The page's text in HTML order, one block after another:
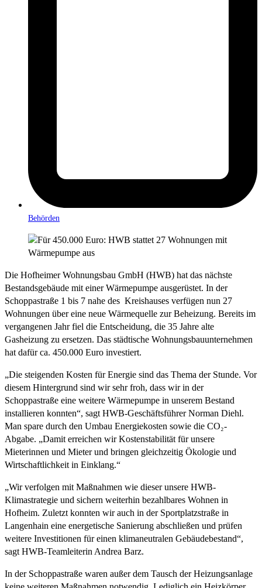
Behörden
Die Hofheimer Wohnungsbau GmbH (HWB) hat das nächste
Bestandsgebäude mit einer Wärmepumpe ausgerüstet. In der
Schoppastraße 1 bis 7 nahe des Kreishauses verfügen nun 27
Wohnungen über eine neue Wärmequelle zur Beheizung. Bereits im
vergangenen Jahr fiel die Entscheidung, die 35 Jahre alte
Gasheizung zu ersetzen. Das städtische Wohnungsbauunternehmen
hat dafür ca. 450.000 Euro investiert.
„Die steigenden Kosten für Energie sind das Thema der Stunde. Vor
diesem Hintergrund sind wir sehr froh, dass wir in der
Schoppastraße eine weitere Wärmepumpe in unserem Bestand
installieren konnten“, sagt HWB-Geschäftsführer Norman Diehl.
Man spare durch den Umbau Energiekosten sowie die CO₂-
Abgabe. „Damit erreichen wir Kostenstabilität für unsere
Mieterinnen und Mieter und bringen gleichzeitig Ökologie und
Wirtschaftlichkeit in Einklang.“
„Wir verfolgen mit Maßnahmen wie dieser unsere HWB-
Klimastrategie und sichern weiterhin bezahlbares Wohnen in
Hofheim. Zuletzt konnten wir auch in der Sportplatzstraße in
Langenhain eine energetische Sanierung abschließen und prüfen
weitere Investitionen für einen klimaneutralen Gebäudebestand“,
sagt HWB-Teamleiterin Andrea Barz.
In der Schoppastraße waren außer dem Tausch der Heizungsanlage